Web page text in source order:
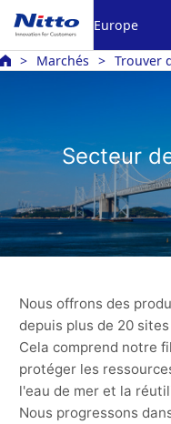
Europe
Marchés Trouver
Secteur
Nous offrons des
depuis plus de 20
Cela comprend notre
protéger les
l'eau de mer et la
Nous progressons